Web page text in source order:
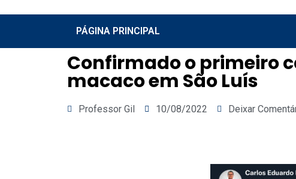
PÁGINA PRINCIPAL
Confirmado o primeiro
macaco em São Luís
Professor Gil 10/08/2022 Deixar